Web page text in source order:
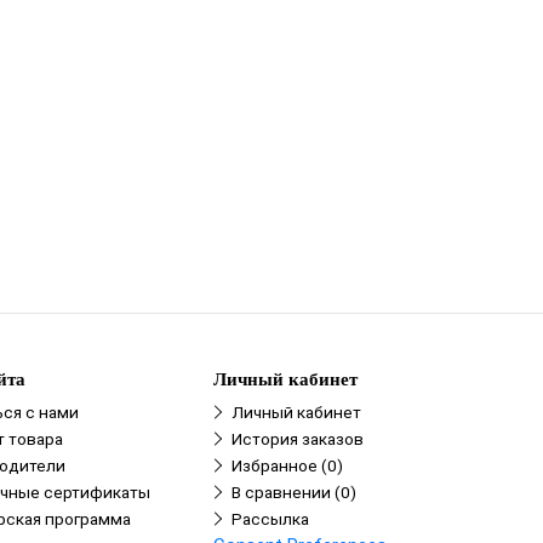
с нами
товара
сертификаты
программа
Личный кабинет
Личный кабинет
История заказов
Избранное (0)
В сравнении (0)
Рассылка